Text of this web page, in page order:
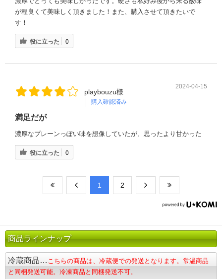
が程良くて美味しく頂きました！また、購入させて頂きたいで
す！
役に立った 0
playbouzu様
購入確認済み
2024-04-15
満足だが
濃厚なプレーンっぽい味を想像していたが、思ったより甘かった
役に立った 0
​1 ​2
商品ラインナップ
冷蔵商品… こちらの商品は、冷蔵便での発送となります。常温商品
と同梱発送可能。冷凍商品と同梱発送不可。